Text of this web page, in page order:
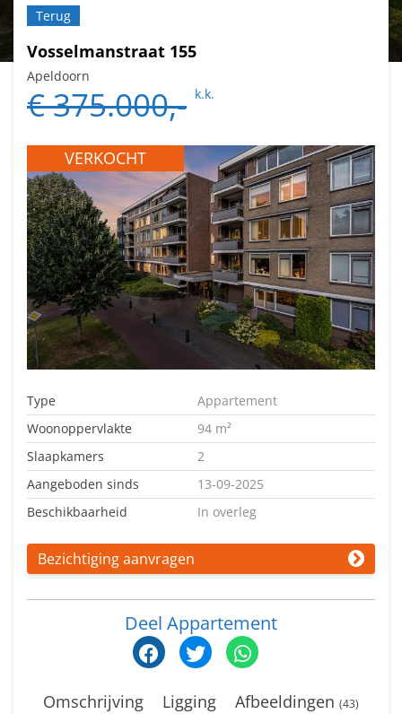
Terug
Vosselmanstraat 155
Apeldoorn
€ 375.000,- k.k.
VERKOCHT
Type
Appartement
Woonoppervlakte
94 m²
Slaapkamers
2
Aangeboden sinds
13-09-2025
Beschikbaarheid
In overleg
Bezichtiging aanvragen
Deel Appartement
Omschrijving Ligging Afbeeldingen (43)